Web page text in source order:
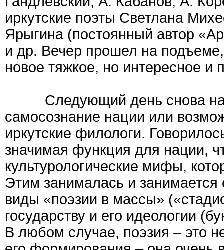
иркутские поэты Светлана
Ярыгина (постоянный автор
и др. Вечер прошел на
новое тяжкое, но интересное и
Следующий день снова
самосознание нации или
иркутские филологи.
значимая функция для нации,
культурологические мифы,
Этим занималась и
виды «поэзии в массы»
государству и его идеологии
В любом случае, поэзия – это